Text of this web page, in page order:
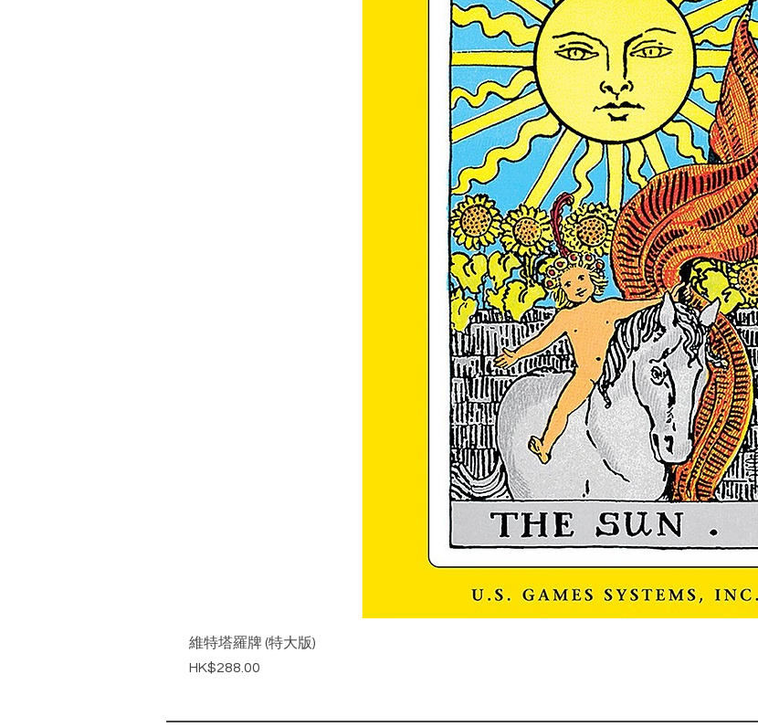
維特塔羅牌 (特大版)
價格
HK$288.00